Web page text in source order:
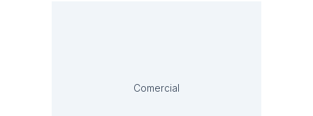
Comercial